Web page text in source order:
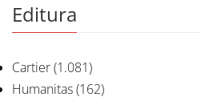
Editura
Cartier(1.081)
Humanitas(162)